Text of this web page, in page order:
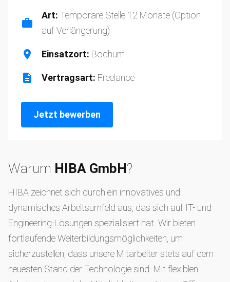
Art: Temporäre Stelle 12 Monate (Option
auf Verlängerung)
Einsatzort: Bochum
Vertragsart: Freelance
Jetzt bewerben
Warum HIBA GmbH?
HIBA zeichnet sich durch ein innovatives und
dynamisches Arbeitsumfeld aus, das sich auf IT- und
Engineering-Lösungen spezialisiert hat. Wir bieten
fortlaufende Weiterbildungsmöglichkeiten, um
sicherzustellen, dass unsere Mitarbeiter stets auf dem
neuesten Stand der Technologie sind. Mit flexiblen